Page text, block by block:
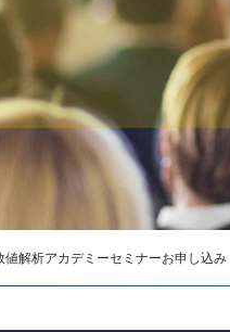
値解析アカデミーセミナーお申し込み